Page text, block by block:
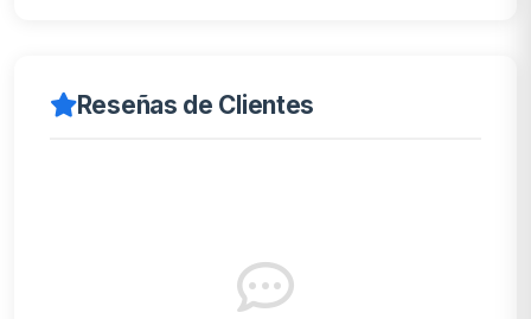
Reseñas de Clientes